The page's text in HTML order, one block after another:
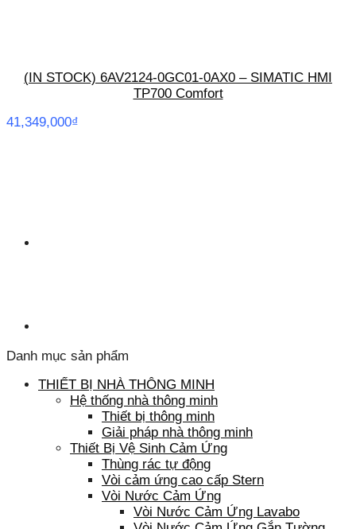
(IN STOCK) 6AV2124-0GC01-0AX0 – SIMATIC HMI
TP700 Comfort
41,349,000₫
Danh mục sản phẩm
THIẾT BỊ NHÀ THÔNG MINH
Hệ thống nhà thông minh
Thiết bị thông minh
Giải pháp nhà thông minh
Thiết Bị Vệ Sinh Cảm Ứng
Thùng rác tự động
Vòi cảm ứng cao cấp Stern
Vòi Nước Cảm Ứng
Vòi Nước Cảm Ứng Lavabo